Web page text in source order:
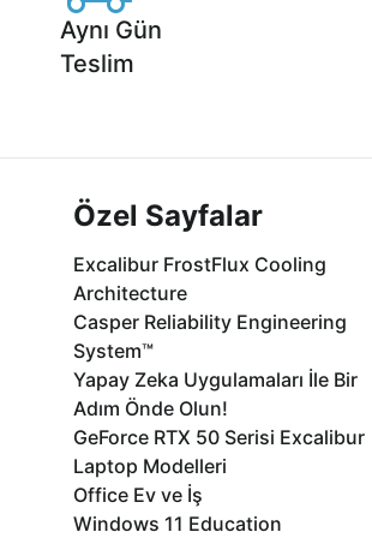
Aynı Gün
Teslim
Özel Sayfalar
Excalibur FrostFlux Cooling
Architecture
Casper Reliability Engineering
System™
Yapay Zeka Uygulamaları İle Bir
Adım Önde Olun!
GeForce RTX 50 Serisi Excalibur
Laptop Modelleri
Office Ev ve İş
Windows 11 Education